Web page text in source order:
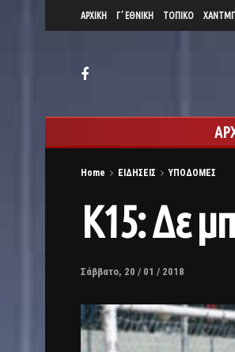
ΑΡΧΙΚΗ Γ΄ ΕΘΝΙΚΗ ΤΟΠΙΚΟ
Home ΕΙΔΗΣΕΙΣ ΥΠΟΔΟΜΕΣ
Κ15: Δε
Σάββατο, 20 / 01 / 2018